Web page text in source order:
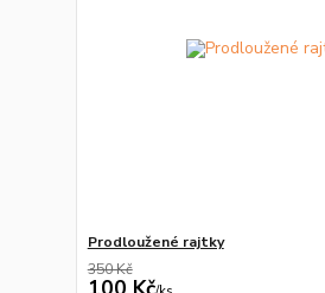
Prodloužené rajtky
350 Kč